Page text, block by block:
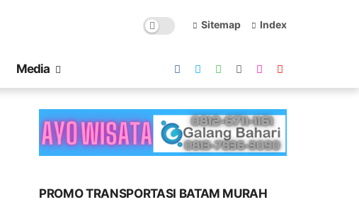
Sitemap Index
Media
PROMO TRANSPORTASI BATAM MURAH